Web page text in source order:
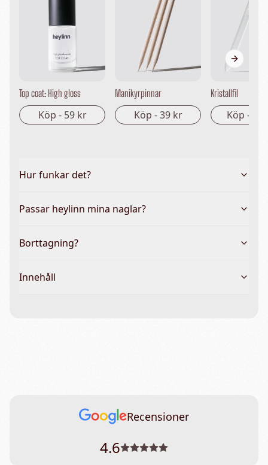
Top coat: High gloss
Köp - 59 kr
Manikyrpinnar
Köp -39 kr
Kristallfil
Köp -
Next
Hur funkar det?
Passar heylinn mina naglar?
Borttagning?
Innehåll
Recensioner
4.6